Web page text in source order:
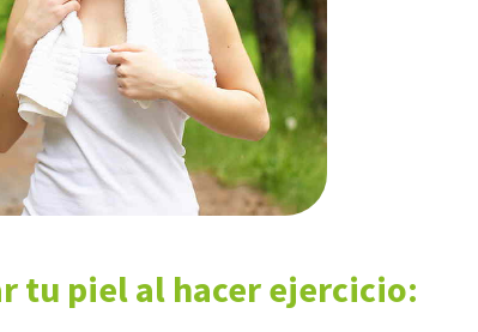
tu piel al hacer ejercicio: